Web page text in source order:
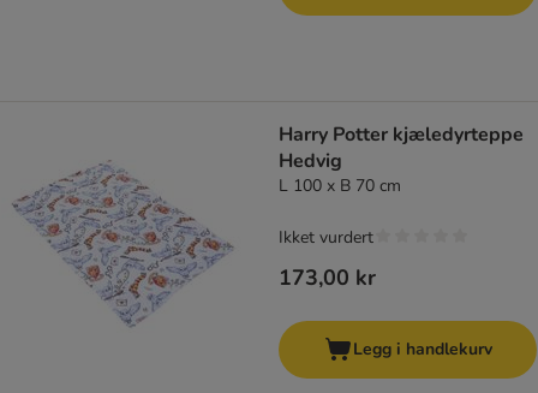
Harry Potter kjæledyrteppe
Hedvig
L 100 x B 70 cm
173,00 kr
Ikket vurdert
Legg i handlekurv